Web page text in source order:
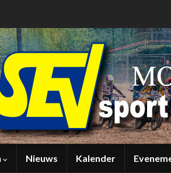
Nieuws Kalender